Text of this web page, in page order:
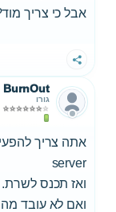
אבל כי צריך
שתף
BurnOut
גורו
server
ואז תכנס לשרת.
ואם לא עובד